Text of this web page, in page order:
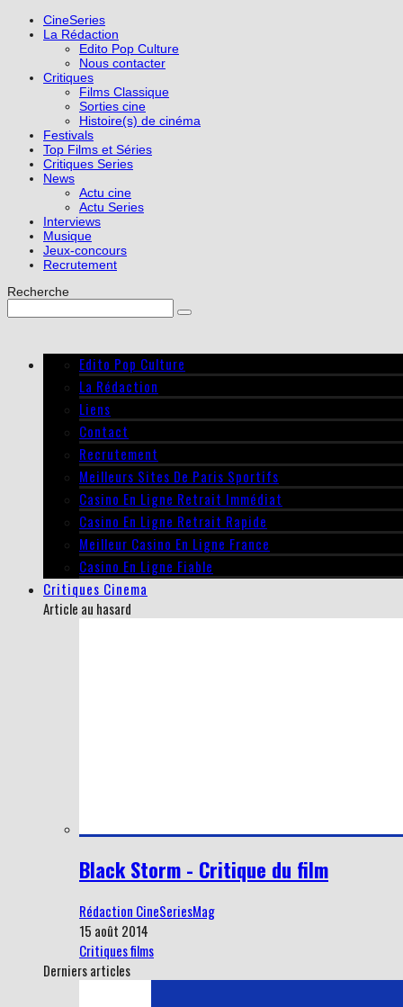
CineSeries
La Rédaction
Edito Pop Culture
Nous contacter
Critiques
Films Classique
Sorties cine
Histoire(s) de cinéma
Festivals
Top Films et Séries
Critiques Series
News
Actu cine
Actu Series
Interviews
Musique
Jeux-concours
Recrutement
Recherche
Edito Pop Culture
La Rédaction
Liens
Contact
Recrutement
Meilleurs Sites De Paris Sportifs
Casino En Ligne Retrait Immédiat
Casino En Ligne Retrait Rapide
Meilleur Casino En Ligne France
Casino En Ligne Fiable
Critiques Cinema
Article au hasard
Black Storm - Critique du film
Rédaction CineSeriesMag
15 août 2014
Critiques films
Derniers articles